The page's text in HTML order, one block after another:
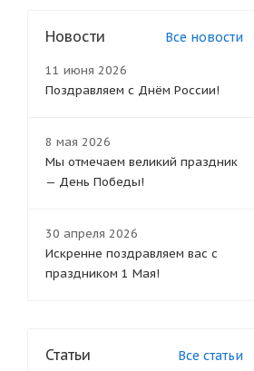
Новости Все новости
11 июня 2026
Поздравляем с Днём России!
8 мая 2026
Мы отмечаем великий праздник
— День Победы!
30 апреля 2026
Искренне поздравляем вас с
праздником 1 Мая!
Статьи Все статьи